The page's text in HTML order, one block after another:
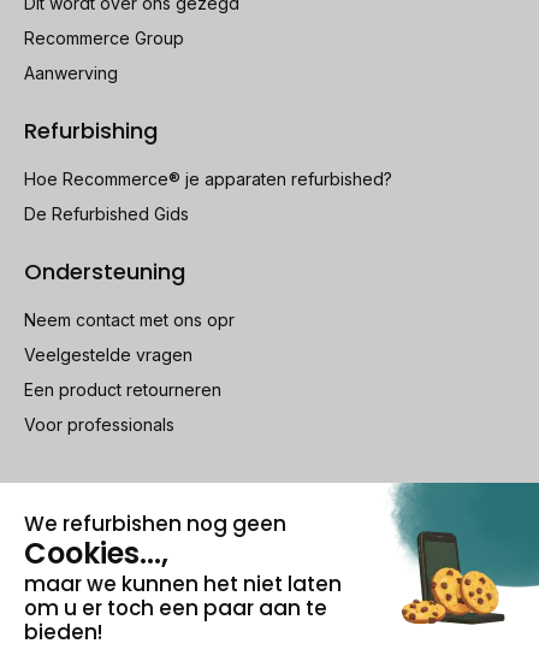
Recommerce Group
Aanwerving
Refurbishing
Hoe Recommerce® je apparaten refurbished?
De Refurbished Gids
Ondersteuning
Neem contact met ons opr
Veelgestelde vragen
Een product retourneren
Voor professionals
100% beveiligde betaling